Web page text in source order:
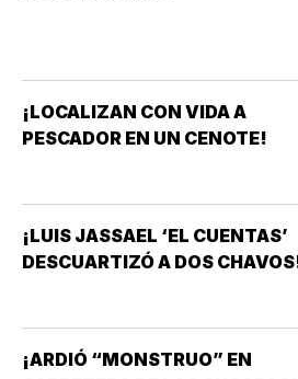
¡LOCALIZAN CON VIDA A
PESCADOR EN UN CENOTE!
¡LUIS JASSAEL ‘EL CUENTAS’
DESCUARTIZÓ A DOS
¡ARDIÓ “MONSTRUO” EN